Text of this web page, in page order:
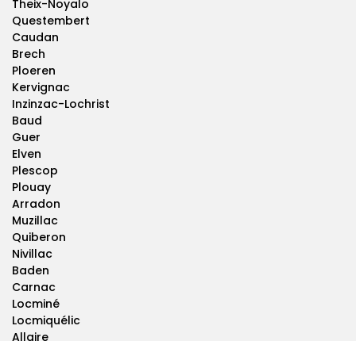
Theix-Noyalo
Questembert
Caudan
Brech
Ploeren
Kervignac
Inzinzac-Lochrist
Baud
Guer
Elven
Plescop
Plouay
Arradon
Muzillac
Quiberon
Nivillac
Baden
Carnac
Locminé
Locmiquélic
Allaire